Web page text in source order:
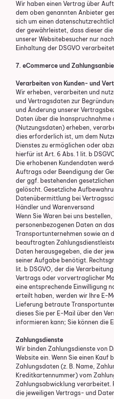
Wir haben einen Vertrag über
dem oben genannten Anbieter
sich um einen
der gewährleistet, dass dieser
unserer Websitebesucher nur
Einhaltung der DSGVO
7. eCommerce und
Verarbeiten von Kunden- und
Wir erheben, verarbeiten und
und Vertragsdaten zur
und Änderung unserer
Daten über die Inanspruchnahme
(Nutzungsdaten) erheben,
dies erforderlich ist, um dem
Dienstes zu ermöglichen oder
hierfür ist Art. 6 Abs. 1 lit. b
Die erhobenen Kundendaten
Auftrags oder Beendigung der
der ggf. bestehenden
gelöscht. Gesetzliche
Daten­übermittlung bei
Händler und Warenversand
Wenn Sie Waren bei uns
personenbezogenen Daten an
Transportunternehmen sowie an
beauftragten
Daten herausgegeben, die der
seiner Aufgabe benötigt.
lit. b DSGVO, der die
Vertrags oder vorvertraglicher
eine entsprechende Einwilligung
erteilt haben, werden wir Ihre E-
Lieferung betraute
dieses Sie per E-Mail über den
informieren kann; Sie können die
Zahlungsdienste
Wir binden Zahlungsdienste von
Website ein. Wenn Sie einen Kauf
Zahlungsdaten (z. B. Name,
Kreditkartennummer) vom
Zahlungsabwicklung verarbeitet.
die jeweiligen Vertrags- und